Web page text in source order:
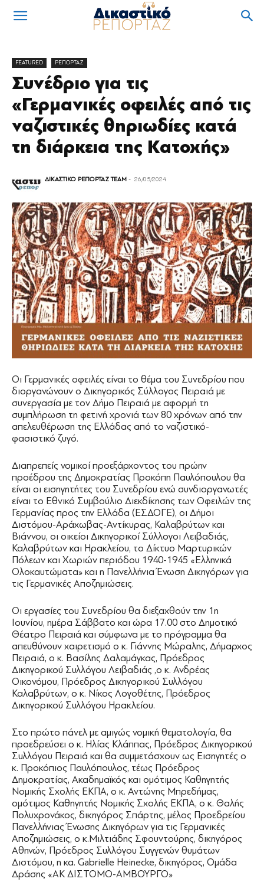
FEATURED ΡΕΠΟΡΤΑΖ
Συνέδριο για τις
«Γερμανικές οφειλές από τις
ναζιστικές θηριωδίες κατά
τη διάρκεια της Κατοχής»
ΔΙΚΑΣΤΙΚΟ ΡΕΠΟΡΤΑΖ TEAM - 26/05/2024
Οι Γερμανικές οφειλές είναι το θέμα του Συνεδρίου που
διοργανώνουν ο Δικηγορικός Σύλλογος Πειραιά με
συνεργασία με τον Δήμο Πειραιά με αφορμή τη
συμπλήρωση τη φετινή χρονιά των 80 χρόνων από την
απελευθέρωση της Ελλάδας από το ναζιστικό-
φασιστικό ζυγό.
Διαπρεπείς νομικοί προεξάρχοντος του πρώην
προέδρου της Δημοκρατίας Προκόπη Παυλόπουλου θα
είναι οι εισηγητήτες του Συνεδρίου ενώ συνδιοργανωτές
είναι το Εθνικό Συμβούλιο Διεκδίκησης των Οφειλών της
Γερμανίας προς την Ελλάδα (ΕΣΔΟΓΕ), οι Δήμοι
Διστόμου-Αράχωβας-Αντίκυρας, Καλαβρύτων και
Βιάννου, οι οικείοι Δικηγορικοί Σύλλογοι Λειβαδιάς,
Καλαβρύτων και Ηρακλείου, το Δίκτυο Μαρτυρικών
Πόλεων και Χωριών περιόδου 1940-1945 «Ελληνικά
Ολοκαυτώματα» και η Πανελλήνια Ένωση Δικηγόρων για
τις Γερμανικές Αποζημιώσεις.
Οι εργασίες του Συνεδρίου θα διεξαχθούν την 1η
Ιουνίου, ημέρα Σάββατο και ώρα 17.00 στο Δημοτικό
Θέατρο Πειραιά και σύμφωνα με το πρόγραμμα θα
απευθύνουν χαιρετισμό ο κ. Γιάννης Μώραλης, Δήμαρχος
Πειραιά, ο κ. Βασίλης Δαλαμάγκας, Πρόεδρος
Δικηγορικού Συλλόγου Λειβαδιάς ,ο κ. Ανδρέας
Οικονόμου, Πρόεδρος Δικηγορικού Συλλόγου
Καλαβρύτων, ο κ. Νίκος Λογοθέτης, Πρόεδρος
Δικηγορικού Συλλόγου Ηρακλείου.
Στο πρώτο πάνελ με αμιγώς νομική θεματολογία, θα
προεδρεύσει ο κ. Ηλίας Κλάππας, Πρόεδρος Δικηγορικού
Συλλόγου Πειραιά και θα συμμετάσχουν ως Eισηγητές ο
κ. Προκόπιος Παυλόπουλος, τέως Πρόεδρος
Δημοκρατίας, Ακαδημαϊκός και ομότιμος Καθηγητής
Νομικής Σχολής ΕΚΠΑ, ο κ. Αντώνης Μπρεδήμας,
ομότιμος Καθηγητής Νομικής Σχολής ΕΚΠΑ, ο κ. Θαλής
Πολυχρονάκος, δικηγόρος Σπάρτης, μέλος Προεδρείου
Πανελλήνιας Ένωσης Δικηγόρων για τις Γερμανικές
Αποζημιώσεις, ο κ.Μιλτιάδης Σφουντούρης, δικηγόρος
Αθηνών, Πρόεδρος Συλλόγου Συγγενών θυμάτων
Διστόμου, η κα. Gabrielle Heinecke, δικηγόρος, Ομάδα
Δράσης «ΑΚ ΔΙΣΤΟΜΟ-ΑΜΒΟΥΡΓΟ»